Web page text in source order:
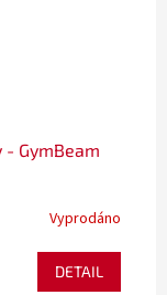
- GymBeam
Vyprodáno
DETAIL